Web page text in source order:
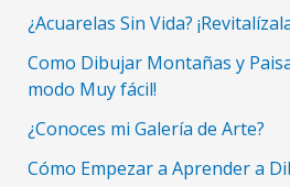
¿Acuarelas Sin Vida?
Como Dibujar Montañas y
modo Muy fácil!
¿Conoces mi Galería de Arte?
Cómo Empezar a Aprender a